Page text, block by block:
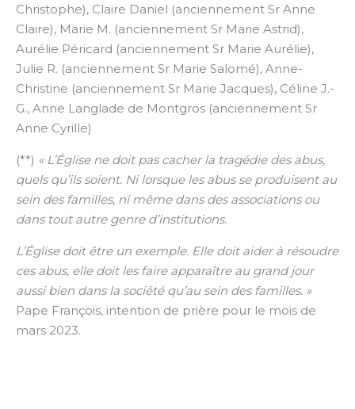
Christophe), Claire Daniel (anciennement Sr Anne
Claire), Marie M. (anciennement Sr Marie Astrid),
Aurélie Péricard (anciennement Sr Marie Aurélie),
Julie R. (anciennement Sr Marie Salomé), Anne-
Christine (anciennement Sr Marie Jacques), Céline J.-
G., Anne Langlade de Montgros (anciennement Sr
Anne Cyrille)
(**) « L’Église ne doit pas cacher la tragédie des abus,
quels qu’ils soient. Ni lorsque les abus se produisent au
sein des familles, ni même dans des associations ou
dans tout autre genre d’institutions.
L’Église doit être un exemple. Elle doit aider à résoudre
ces abus, elle doit les faire apparaître au grand jour
aussi bien dans la société qu’au sein des familles. »
Pape François, intention de prière pour le mois de
mars 2023.